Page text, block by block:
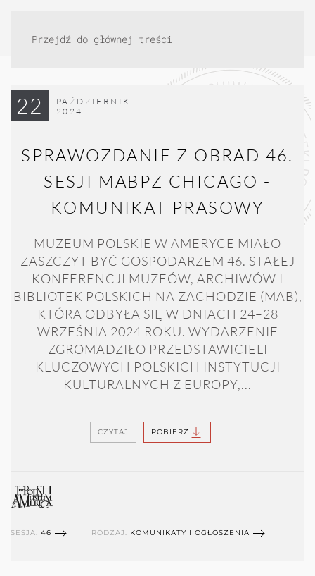
Przejdź do głównej treści
22
PAŹDZIERNIK
2024
SPRAWOZDANIE Z OBRAD 46.
SESJI MABPZ CHICAGO -
KOMUNIKAT PRASOWY
MUZEUM POLSKIE W AMERYCE MIAŁO
ZASZCZYT BYĆ GOSPODARZEM 46. STAŁEJ
KONFERENCJI MUZEÓW, ARCHIWÓW I
BIBLIOTEK POLSKICH NA ZACHODZIE (MAB),
KTÓRA ODBYŁA SIĘ W DNIACH 24–28
WRZEŚNIA 2024 ROKU. WYDARZENIE
ZGROMADZIŁO PRZEDSTAWICIELI
KLUCZOWYCH POLSKICH INSTYTUCJI
KULTURALNYCH Z EUROPY,...
CZYTAJ POBIERZ
SESJA: 46 RODZAJ: KOMUNIKATY I OGŁOSZENIA